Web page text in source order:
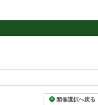
開催選択へ戻る